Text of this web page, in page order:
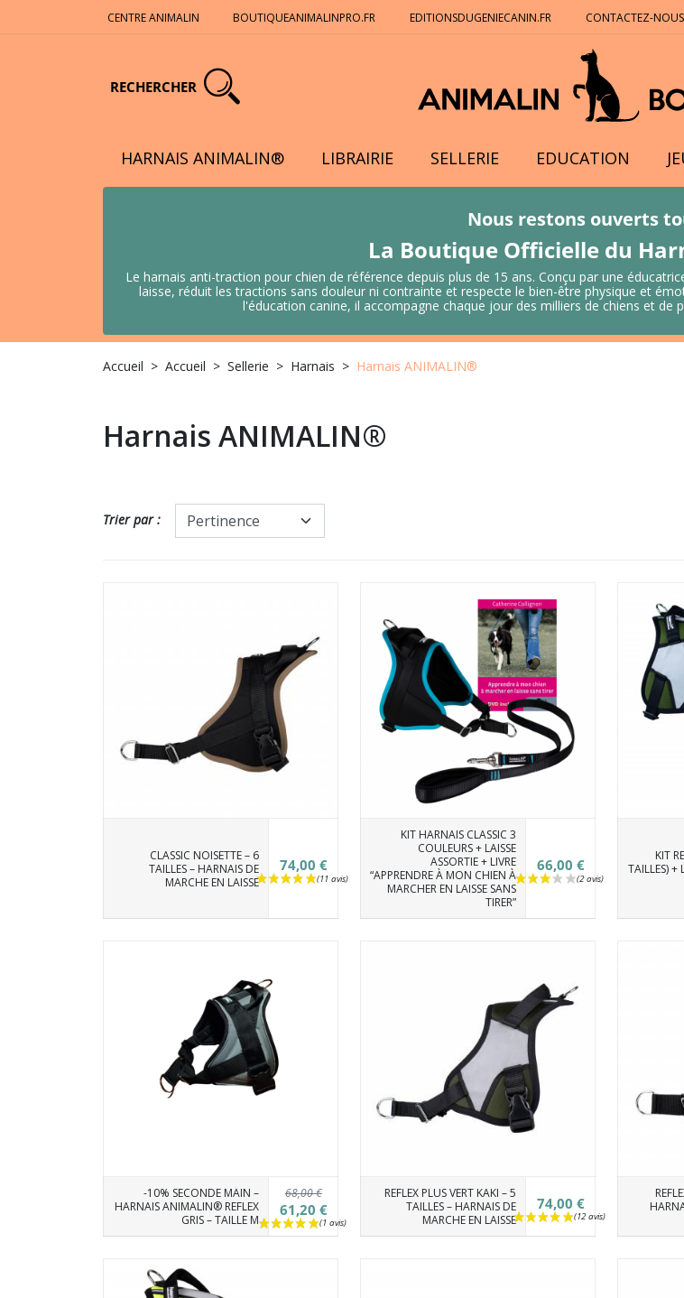
CENTRE ANIMALIN BOUTIQUEANIMALINPRO.FR EDITIONSDUGENIECANIN.FR CONTACTEZ-NOUS
RECHERCHER
HARNAIS ANIMALIN® LIBRAIRIE SELLERIE EDUCATION
Nous restons ouverts
La Boutique Officielle du
Le harnais anti-traction pour chien de référence depuis plus de 15 ans. Conçu par une
laisse, réduit les tractions sans douleur ni contrainte et respecte le bien-être physique et
l'éducation canine, il accompagne chaque jour des milliers de chiens et de
Accueil Accueil Sellerie Harnais Harnais ANIMALIN®
Harnais ANIMALIN®
Trier par :
CLASSIC NOISETTE – 6
TAILLES – HARNAIS DE
MARCHE EN LAISSE
74,00 €
KIT HARNAIS CLASSIC 3
COULEURS + LAISSE
ASSORTIE + LIVRE
“APPRENDRE À MON CHIEN À
MARCHER EN LAISSE SANS
TIRER”
66,00 €
KIT
TAILLES) +
-10% SECONDE MAIN –
HARNAIS ANIMALIN® REFLEX
GRIS – TAILLE M
61,20 €
68,00 €
REFLEX PLUS VERT KAKI – 5
TAILLES – HARNAIS DE
MARCHE EN LAISSE
74,00 €